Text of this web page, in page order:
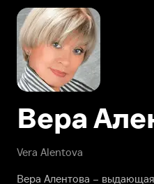
Vera Alentova
Вера
Вера Алентова –